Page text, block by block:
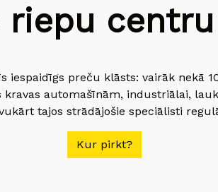
riepu
iespaidīgs preču klāsts: vairāk nekā
automašīnām, industriālai,
tajos strādājošie speciālisti
Kur pirkt?